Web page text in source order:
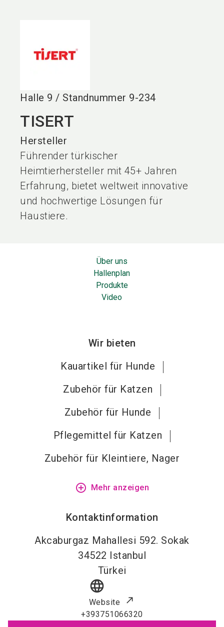
Halle 9 / Standnummer 9-234
TISERT
Hersteller
Führender türkischer
Heimtierhersteller mit 45+ Jahren
Erfahrung, bietet weltweit innovative
und hochwertige Lösungen für
Haustiere.
Über uns
Hallenplan
Produkte
Video
Wir bieten
Kauartikel für Hunde
Zubehör für Katzen
Zubehör für Hunde
Pflegemittel für Katzen
Zubehör für Kleintiere, Nager
add_circle_outline Mehr anzeigen
Kontaktinformation
Akcaburgaz Mahallesi 592. Sokak
34522 Istanbul
Türkei
language
Website
+393751066320